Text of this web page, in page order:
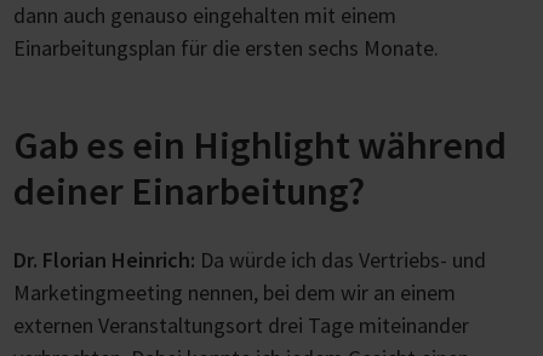
dann auch genauso eingehalten mit einem
Einarbeitungsplan für die ersten sechs Monate.
Gab es ein Highlight während
deiner Einarbeitung?
Dr. Florian Heinrich: Da würde ich das Vertriebs- und
Marketingmeeting nennen, bei dem wir an einem
externen Veranstaltungsort drei Tage miteinander